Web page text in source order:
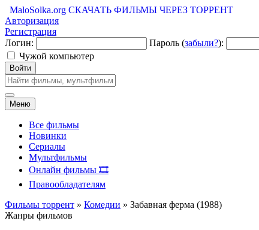
MaloSolka.org СКАЧАТЬ ФИЛЬМЫ ЧЕРЕЗ ТОРРЕНТ
Авторизация
Регистрация
Логин:
Пароль (забыли?):
Чужой компьютер
Войти
Меню
Все фильмы
Новинки
Сериалы
Мультфильмы
Онлайн фильмы 🎞️
Правообладателям
Фильмы торрент » Комедии » Забавная ферма (1988)
Жанры фильмов